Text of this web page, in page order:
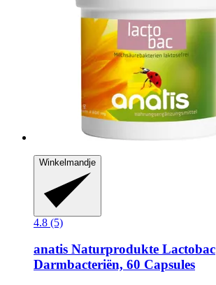
Winkelmandje
4.8 (5)
anatis Naturprodukte Lactobac
Darmbacteriën, 60 Capsules